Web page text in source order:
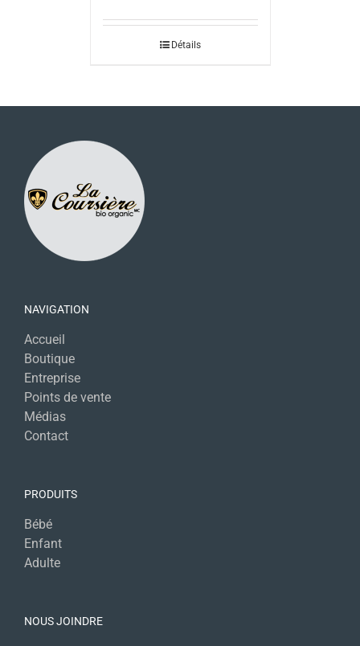
Détails
NAVIGATION
Accueil
Boutique
Entreprise
Points de vente
Médias
Contact
PRODUITS
Bébé
Enfant
Adulte
NOUS JOINDRE